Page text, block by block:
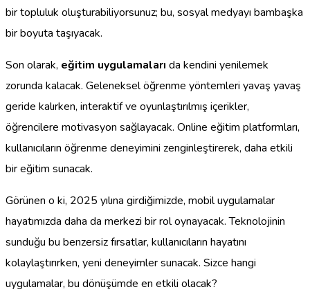
bir topluluk oluşturabiliyorsunuz; bu, sosyal medyayı bambaşka
bir boyuta taşıyacak.
Son olarak, eğitim uygulamaları da kendini yenilemek
zorunda kalacak. Geleneksel öğrenme yöntemleri yavaş yavaş
geride kalırken, interaktif ve oyunlaştırılmış içerikler,
öğrencilere motivasyon sağlayacak. Online eğitim platformları,
kullanıcıların öğrenme deneyimini zenginleştirerek, daha etkili
bir eğitim sunacak.
Görünen o ki, 2025 yılına girdiğimizde, mobil uygulamalar
hayatımızda daha da merkezi bir rol oynayacak. Teknolojinin
sunduğu bu benzersiz fırsatlar, kullanıcıların hayatını
kolaylaştırırken, yeni deneyimler sunacak. Sizce hangi
uygulamalar, bu dönüşümde en etkili olacak?